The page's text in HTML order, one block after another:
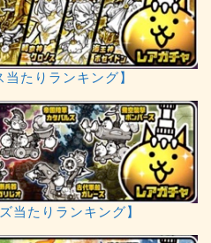
当たりランキング】
当たりランキング】